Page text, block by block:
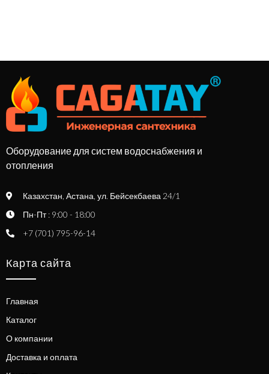
Оборудование для систем водоснабжения и
отопления
Казахстан, Астана, ул. Бейсекбаева 24/1
Пн-Пт : 9:00 - 18:00
+7 (701) 795-96-14
Карта сайта
Главная
Каталог
О компании
Доставка и оплата